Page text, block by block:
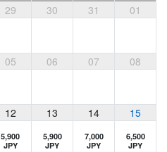
29 30 31 01
05 06 07 08
12 13 14 15
5,900
JPY
5,900
JPY
7,000
JPY
6,500
JPY